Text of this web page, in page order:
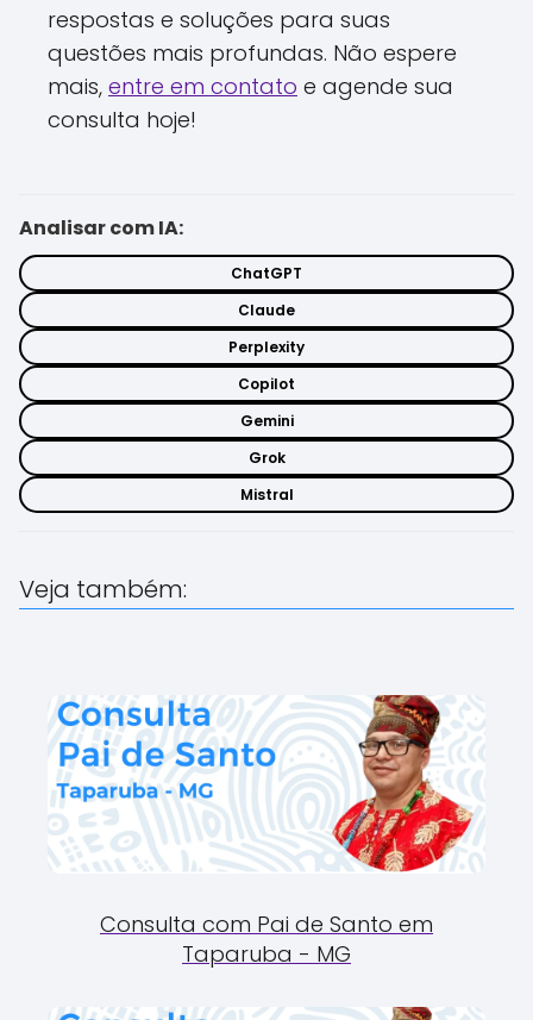
respostas e soluções para suas
questões mais profundas. Não espere
mais, entre em contato e agende sua
consulta hoje!
Analisar com IA:
ChatGPT
Claude
Perplexity
Copilot
Gemini
Grok
Mistral
Veja também:
Consulta com Pai de Santo em
Taparuba - MG